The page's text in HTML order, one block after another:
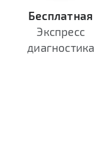
Бесплатная
Экспресс
диагностика